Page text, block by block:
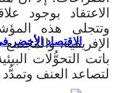
الاقتصاد الأخضر
الاعتقاد بوجود
وتتجلى هذه
الإفريقية،
باتت التحوُّلات
لتصاعد العنف